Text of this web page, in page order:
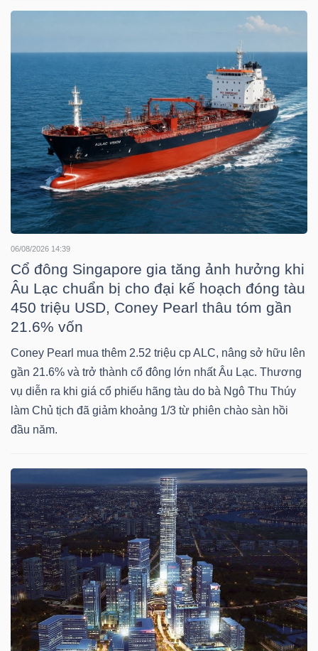
06/08/2026 14:39
Cổ đông Singapore gia tăng ảnh hưởng khi
Âu Lạc chuẩn bị cho đại kế hoạch đóng tàu
450 triệu USD, Coney Pearl thâu tóm gần
21.6% vốn
Coney Pearl mua thêm 2.52 triệu cp ALC, nâng sở hữu lên
gần 21.6% và trở thành cổ đông lớn nhất Âu Lạc. Thương
vụ diễn ra khi giá cổ phiếu hãng tàu do bà Ngô Thu Thúy
làm Chủ tịch đã giảm khoảng 1/3 từ phiên chào sàn hồi
đầu năm.
BẤT
ĐỘNG
SẢN
CHÍNH
HÀNG
HÓA
KINH
TẾ
THẾ
GIỚI
ĐÔNG
DƯƠNG